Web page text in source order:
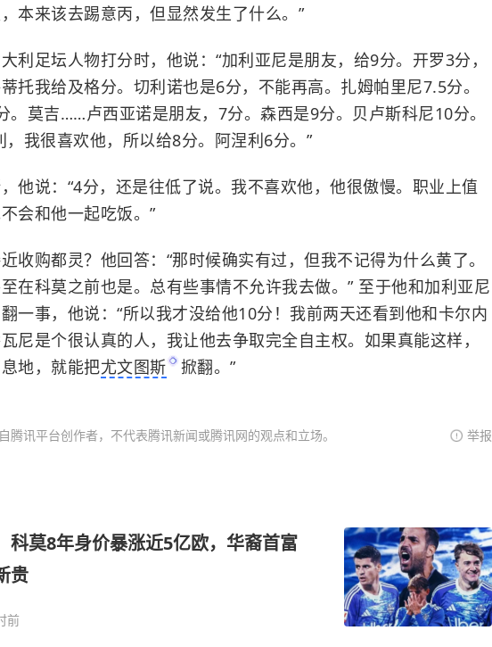
本来该去踢意丙，但显然发生了什么。”
利足坛人物打分时，他说：“加利亚尼是朋友，给9分。开罗3分，
托我给及格分。切利诺也是6分，不能再高。扎姆帕里尼7.5分。
。莫吉……卢西亚诺是朋友，7分。森西是9分。贝卢斯科尼10分。
，我很喜欢他，所以给8分。阿涅利6分。”
他说：“4分，还是往低了说。我不喜欢他，他很傲慢。职业上值
会和他一起吃饭。”
收购都灵？他回答：“那时候确实有过，但我不记得为什么黄了。
在科莫之前也是。总有些事情不允许我去做。” 至于他和加利亚尼
一事，他说：“所以我才没给他10分！我前两天还看到他和卡尔内
尼是个很认真的人，我让他去争取完全自主权。如果真能这样，
地，就能把尤文图斯 掀翻。”
腾讯平台创作者，不代表腾讯新闻或腾讯网的观点和立场。 举报
科莫8年身价暴涨近5亿欧，华裔首富
贵
前